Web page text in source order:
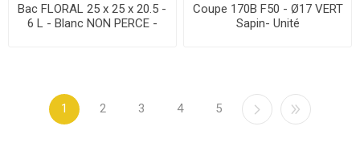
Bac FLORAL 25 x 25 x 20.5 -
6 L - Blanc NON PERCE -
Coupe 170B F50 - Ø17 VERT
Sapin- Unité
1 2 3 4 5